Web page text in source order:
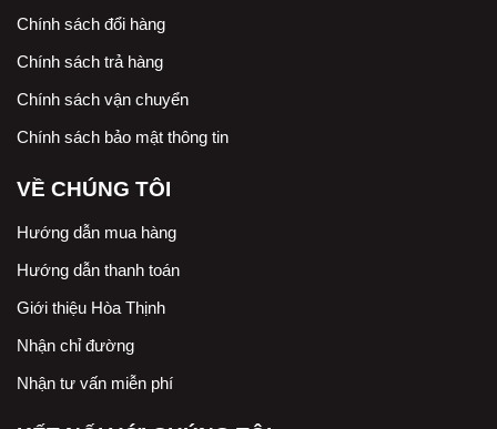
Chính sách đổi hàng
Chính sách trả hàng
Chính sách vận chuyển
Chính sách bảo mật thông tin
VỀ CHÚNG TÔI
Hướng dẫn mua hàng
Hướng dẫn thanh toán
Giới thiệu Hòa Thịnh
Nhận chỉ đường
Nhận tư vấn miễn phí